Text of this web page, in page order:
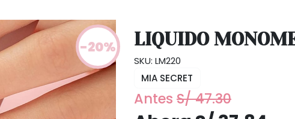
-20% LIQUIDO
SKU: LM220
MIA SECRET
Antes S/ 47.30